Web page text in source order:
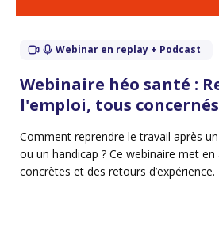
Webinar en replay + Podcast
Webinaire héo santé :
l'emploi, tous
Comment reprendre le travail après
ou un handicap ? Ce webinaire met en avant des stratégies
concrètes et des retours d’expérience.